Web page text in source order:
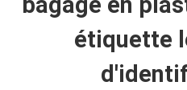
étiquette